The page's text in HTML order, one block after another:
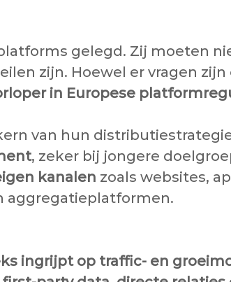
gelegd. Zij moeten
zijn. Hoewel er vragen zijn
in Europese
van hun
, zeker bij jongere
kanalen zoals websites,
aggregatieplatformen.
ingrijpt op traffic- en